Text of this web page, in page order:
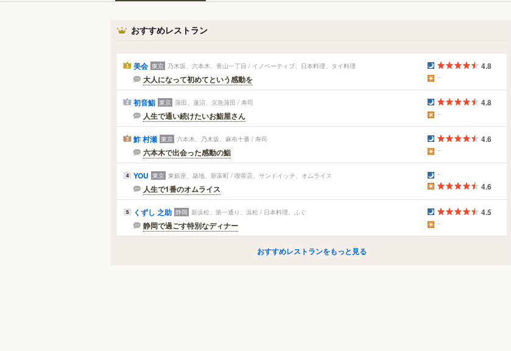
おすすめレストラン
1 美会 東京 乃木坂、六本木、青山一丁目 / イノベーティブ、日本料理、タイ料理
大人になって初めてという感動を
4.8
2 初音鮨 東京 蒲田、蓮沼、京急蒲田 / 寿司
人生で通い続けたいお鮨屋さん
4.8
3 鮓 村瀬 東京 六本木、乃木坂、麻布十番 / 寿司
六本木で出会った感動の鮨
4.6
4 YOU 東京 東銀座、築地、新富町 / 喫茶店、サンドイッチ、オムライス
人生で1番のオムライス 4.6
5 くずし 之助 静岡 新浜松、第一通り、浜松 / 日本料理、ふぐ
静岡で過ごす特別なディナー
4.5
おすすめレストランをもっと見る